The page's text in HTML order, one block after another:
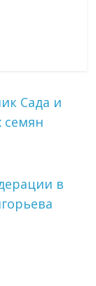
Сада и
семян
в